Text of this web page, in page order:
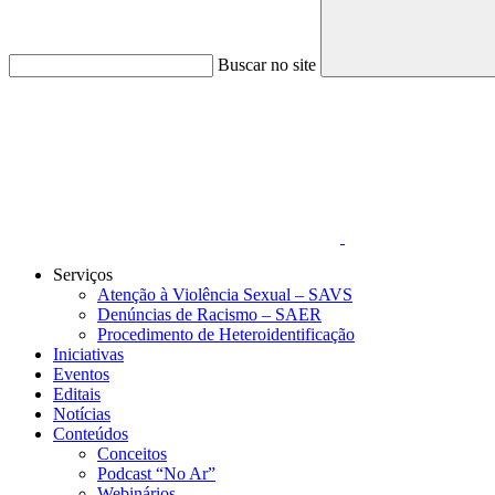
Buscar no site
Serviços
Atenção à Violência Sexual – SAVS
Denúncias de Racismo – SAER
Procedimento de Heteroidentificação
Iniciativas
Eventos
Editais
Notícias
Conteúdos
Conceitos
Podcast “No Ar”